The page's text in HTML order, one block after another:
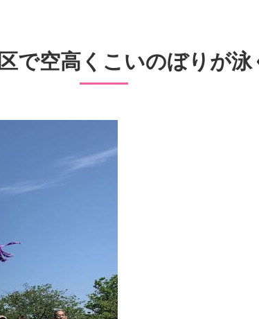
で空高くこいのぼりが泳